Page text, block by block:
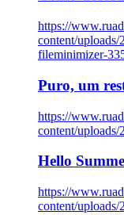
https://
content/uploads/
fileminimizer-
Puro, um
https://
content/
Hello
https://
content/uploads/